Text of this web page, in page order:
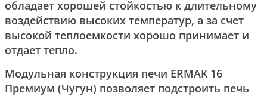
обладает хорошей стойкостью к длительному
воздействию высоких температур, а за счет
высокой теплоемкости хорошо принимает и
отдает тепло.
Модульная конструкция печи ERMAK 16
Премиум (Чугун) позволяет подстроить печь